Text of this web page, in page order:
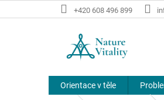
na
+420 608 496 899
Orientace v těle